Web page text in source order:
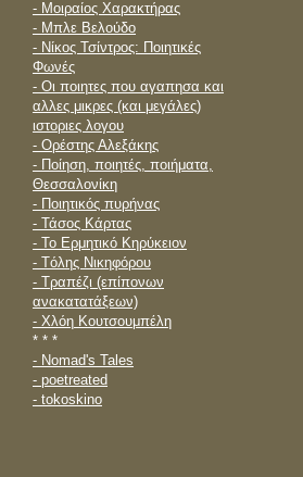
- Μοιραίος Χαρακτήρας
- Μπλε Βελούδο
- Νίκος Τσίντρος: Ποιητικές
Φωνές
- Οι ποιητες που αγαπησα και
αλλες μικρες (και μεγάλες)
ιστοριες λογου
- Ορέστης Αλεξάκης
- Ποίηση, ποιητές, ποιήματα,
Θεσσαλονίκη
- Ποιητικός πυρήνας
- Τάσος Κάρτας
- Το Ερμητικό Κηρύκειον
- Tόλης Νικηφόρου
- Tραπέζι (επίπονων
ανακατατάξεων)
- Xλόη Κουτσουμπέλη
* * *
- Nomad's Tales
- poetreated
- tokoskino